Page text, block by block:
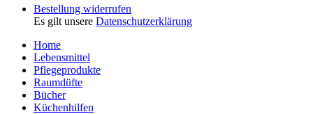
Bestellung widerrufen
Es gilt unsere Datenschutzerklärung
Home
Lebensmittel
Pflegeprodukte
Raumdüfte
Bücher
Küchenhilfen